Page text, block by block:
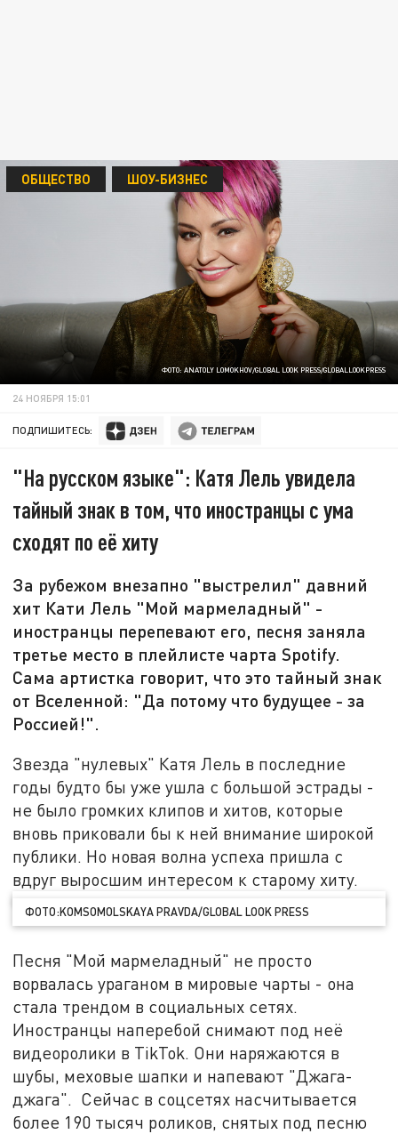
ФОТО: ANATOLY LOMOKHOV/GLOBAL LOOK PRESS/GLOBALLOOKPRESS
ОБЩЕСТВО ШОУ-БИЗНЕС
24 НОЯБРЯ 15:01
ПОДПИШИТЕСЬ:
"На русском языке": Катя Лель увидела
тайный знак в том, что иностранцы с ума
сходят по её хиту
За рубежом внезапно "выстрелил" давний
хит Кати Лель "Мой мармеладный" -
иностранцы перепевают его, песня заняла
третье место в плейлисте чарта Spotify.
Сама артистка говорит, что это тайный знак
от Вселенной: "Да потому что будущее - за
Россией!".
Звезда "нулевых" Катя Лель в последние
годы будто бы уже ушла с большой эстрады -
не было громких клипов и хитов, которые
вновь приковали бы к ней внимание широкой
публики. Но новая волна успеха пришла с
вдруг выросшим интересом к старому хиту.
ФОТО:KOMSOMOLSKAYA PRAVDA/GLOBAL LOOK PRESS
Песня "Мой мармеладный" не просто
ворвалась ураганом в мировые чарты - она
стала трендом в социальных сетях.
Иностранцы наперебой снимают под неё
видеоролики в TikTok. Они наряжаются в
шубы, меховые шапки и напевают "Джага-
джага". Сейчас в соцсетях насчитывается
более 190 тысяч роликов, снятых под песню